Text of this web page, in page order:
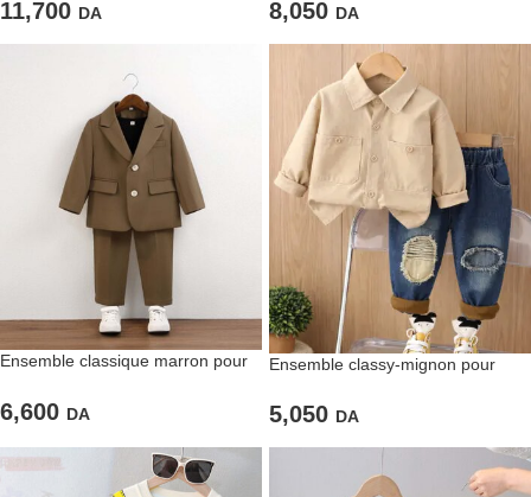
11,700 DA 8,050 DA
Ensemble classique marron pour
6,600 DA
Ensemble classy-mignon pour
5,050 DA